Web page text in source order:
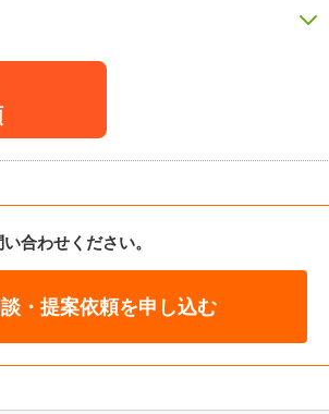
合わせください。
・提案依頼を申し込む